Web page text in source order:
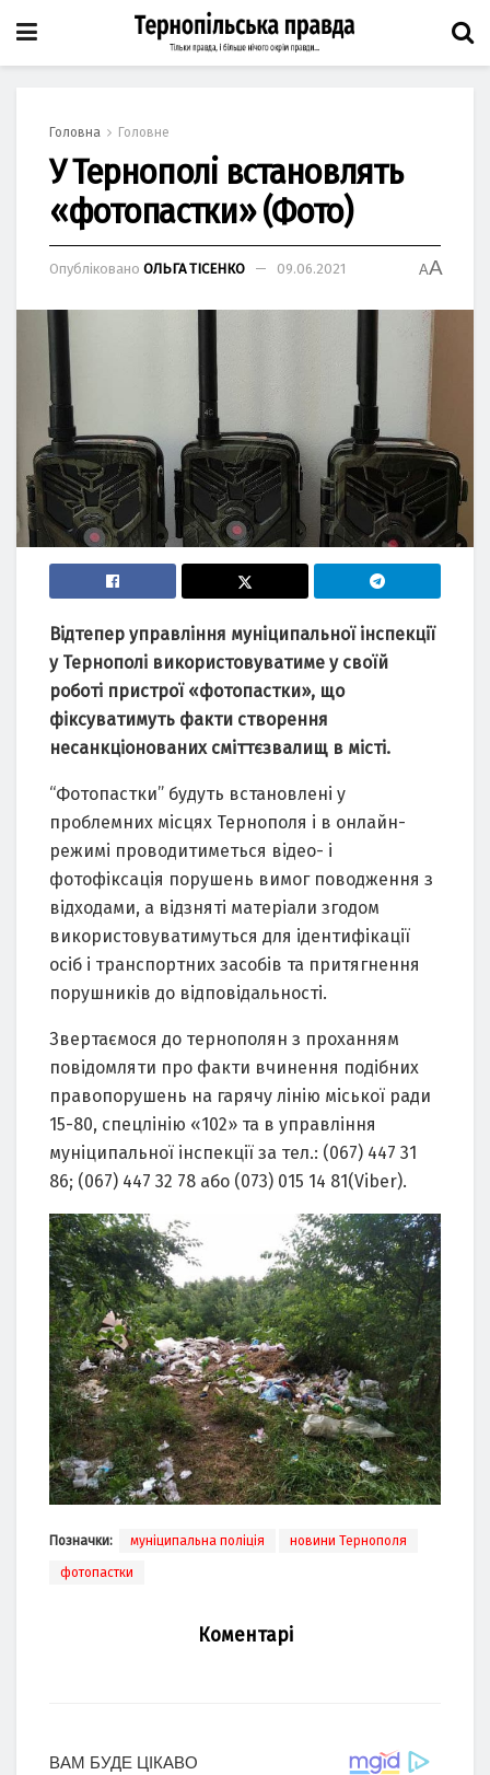
Головна Головне
У Тернополі встановлять
«фотопастки» (Фото)
Опубліковано ОЛЬГА ТІСЕНКО 09.06.2021 AA
Відтепер управління муніципальної інспекції
у Тернополі використовуватиме у своїй
роботі пристрої «фотопастки», що
фіксуватимуть факти створення
несанкціонованих сміттєзвалищ в місті.
“Фотопастки” будуть встановлені у
проблемних місцях Тернополя і в онлайн-
режимі проводитиметься відео- і
фотофіксація порушень вимог поводження з
відходами, а відзняті матеріали згодом
використовуватимуться для ідентифікації
осіб і транспортних засобів та притягнення
порушників до відповідальності.
Звертаємося до тернополян з проханням
повідомляти про факти вчинення подібних
правопорушень на гарячу лінію міської ради
15-80, спецлінію «102» та в управління
муніципальної інспекції за тел.: (067) 447 31
86; (067) 447 32 78 або (073) 015 14 81(Viber).
Позначки: муніципальна поліція новини Тернополя
фотопастки
Коментарі